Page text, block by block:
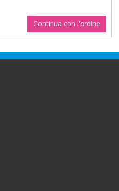
Continua con l'ordine